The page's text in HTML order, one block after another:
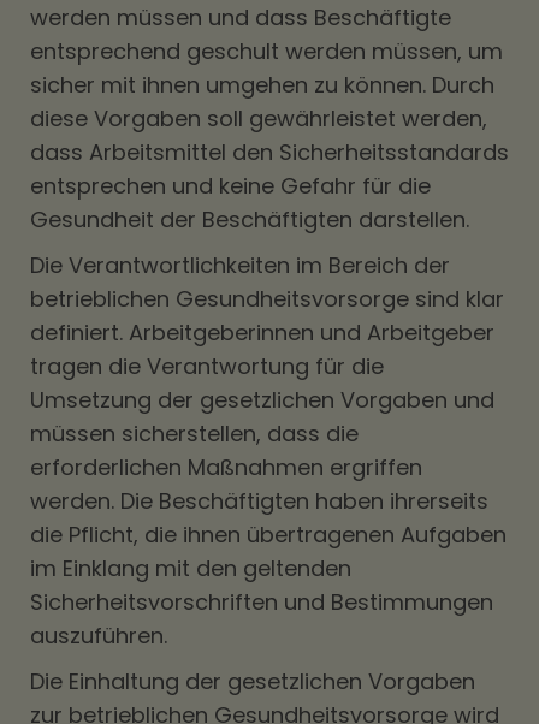
werden müssen und dass Beschäftigte
entsprechend geschult werden müssen, um
sicher mit ihnen umgehen zu können. Durch
diese Vorgaben soll gewährleistet werden,
dass Arbeitsmittel den Sicherheitsstandards
entsprechen und keine Gefahr für die
Gesundheit der Beschäftigten darstellen.
Die Verantwortlichkeiten im Bereich der
betrieblichen Gesundheitsvorsorge sind klar
definiert. Arbeitgeberinnen und Arbeitgeber
tragen die Verantwortung für die
Umsetzung der gesetzlichen Vorgaben und
müssen sicherstellen, dass die
erforderlichen Maßnahmen ergriffen
werden. Die Beschäftigten haben ihrerseits
die Pflicht, die ihnen übertragenen Aufgaben
im Einklang mit den geltenden
Sicherheitsvorschriften und Bestimmungen
auszuführen.
Die Einhaltung der gesetzlichen Vorgaben
zur betrieblichen Gesundheitsvorsorge wird